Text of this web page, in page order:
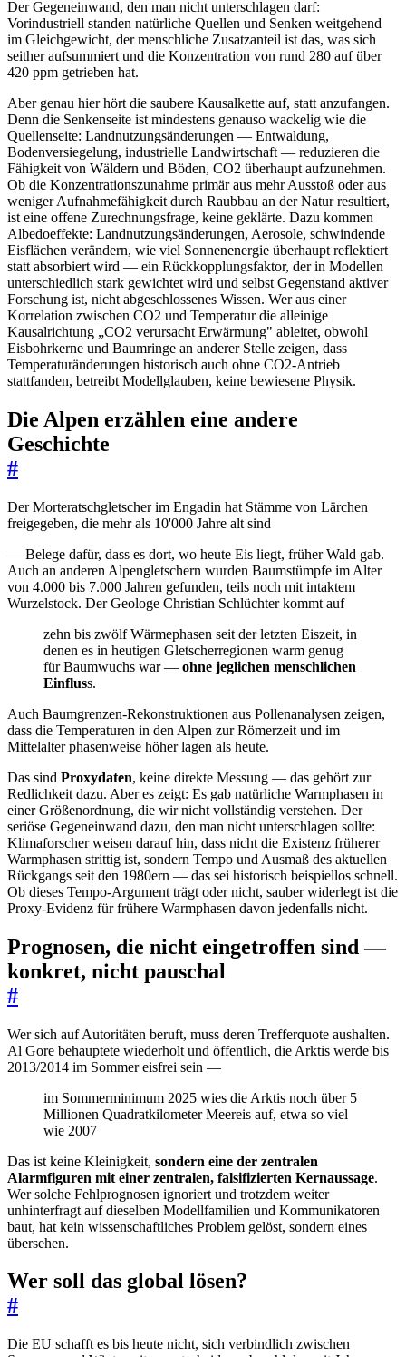
Der Gegeneinwand, den man nicht unterschlagen darf:
Vorindustriell standen natürliche Quellen und Senken weitgehend
im Gleichgewicht, der menschliche Zusatzanteil ist das, was sich
seither aufsummiert und die Konzentration von rund 280 auf über
420 ppm getrieben hat.
Aber genau hier hört die saubere Kausalkette auf, statt anzufangen.
Denn die Senkenseite ist mindestens genauso wackelig wie die
Quellenseite: Landnutzungsänderungen — Entwaldung,
Bodenversiegelung, industrielle Landwirtschaft — reduzieren die
Fähigkeit von Wäldern und Böden, CO2 überhaupt aufzunehmen.
Ob die Konzentrationszunahme primär aus mehr Ausstoß oder aus
weniger Aufnahmefähigkeit durch Raubbau an der Natur resultiert,
ist eine offene Zurechnungsfrage, keine geklärte. Dazu kommen
Albedoeffekte: Landnutzungsänderungen, Aerosole, schwindende
Eisflächen verändern, wie viel Sonnenenergie überhaupt reflektiert
statt absorbiert wird — ein Rückkopplungsfaktor, der in Modellen
unterschiedlich stark gewichtet wird und selbst Gegenstand aktiver
Forschung ist, nicht abgeschlossenes Wissen. Wer aus einer
Korrelation zwischen CO2 und Temperatur die alleinige
Kausalrichtung „CO2 verursacht Erwärmung" ableitet, obwohl
Eisbohrkerne und Baumringe an anderer Stelle zeigen, dass
Temperaturänderungen historisch auch ohne CO2-Antrieb
stattfanden, betreibt Modellglauben, keine bewiesene Physik.
Die Alpen erzählen eine andere
Geschichte
#
Der Morteratschgletscher im Engadin hat Stämme von Lärchen
freigegeben, die mehr als 10'000 Jahre alt sind
— Belege dafür, dass es dort, wo heute Eis liegt, früher Wald gab.
Auch an anderen Alpengletschern wurden Baumstümpfe im Alter
von 4.000 bis 7.000 Jahren gefunden, teils noch mit intaktem
Wurzelstock. Der Geologe Christian Schlüchter kommt auf
zehn bis zwölf Wärmephasen seit der letzten Eiszeit, in
denen es in heutigen Gletscherregionen warm genug
für Baumwuchs war — ohne jeglichen menschlichen
Einfluss.
Auch Baumgrenzen-Rekonstruktionen aus Pollenanalysen zeigen,
dass die Temperaturen in den Alpen zur Römerzeit und im
Mittelalter phasenweise höher lagen als heute.
Das sind Proxydaten, keine direkte Messung — das gehört zur
Redlichkeit dazu. Aber es zeigt: Es gab natürliche Warmphasen in
einer Größenordnung, die wir nicht vollständig verstehen. Der
seriöse Gegeneinwand dazu, den man nicht unterschlagen sollte:
Klimaforscher weisen darauf hin, dass nicht die Existenz früherer
Warmphasen strittig ist, sondern Tempo und Ausmaß des aktuellen
Rückgangs seit den 1980ern — das sei historisch beispiellos schnell.
Ob dieses Tempo-Argument trägt oder nicht, sauber widerlegt ist die
Proxy-Evidenz für frühere Warmphasen davon jedenfalls nicht.
Prognosen, die nicht eingetroffen sind —
konkret, nicht pauschal
#
Wer sich auf Autoritäten beruft, muss deren Trefferquote aushalten.
Al Gore behauptete wiederholt und öffentlich, die Arktis werde bis
2013/2014 im Sommer eisfrei sein —
im Sommerminimum 2025 wies die Arktis noch über 5
Millionen Quadratkilometer Meereis auf, etwa so viel
wie 2007
Das ist keine Kleinigkeit, sondern eine der zentralen
Alarmfiguren mit einer zentralen, falsifizierten Kernaussage.
Wer solche Fehlprognosen ignoriert und trotzdem weiter
unhinterfragt auf dieselben Modellfamilien und Kommunikatoren
baut, hat kein wissenschaftliches Problem gelöst, sondern eines
übersehen.
Wer soll das global lösen?
#
Die EU schafft es bis heute nicht, sich verbindlich zwischen